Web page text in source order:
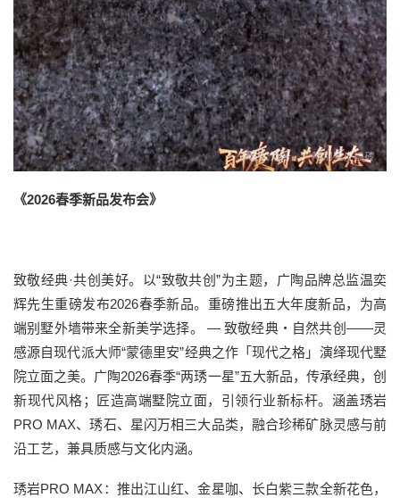
《2026春季新品发布会》
致敬经典·共创美好。以“致敬共创”为主题，广陶品牌总监温奕
辉先生重磅发布2026春季新品。重磅推出五大年度新品，为高
端别墅外墙带来全新美学选择。 — 致敬经典・自然共创——灵
感源自现代派大师“蒙德里安”经典之作「现代之格」演绎现代墅
院立面之美。广陶2026春季“两琇一星”五大新品，传承经典，创
新现代风格；匠造高端墅院立面，引领行业新标杆。涵盖琇岩
PRO MAX、琇石、星闪万相三大品类，融合珍稀矿脉灵感与前
沿工艺，兼具质感与文化内涵。
琇岩PRO MAX：推出江山红、金星咖、长白紫三款全新花色，